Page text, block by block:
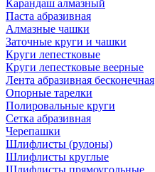
Карандаш алмазный
Паста абразивная
Алмазные чашки
Заточные круги и чашки
Круги лепестковые
Круги лепестковые веерные
Лента абразивная бесконечная
Опорные тарелки
Полировальные круги
Сетка абразивная
Черепашки
Шлифлисты (рулоны)
Шлифлисты круглые
Шлифлисты прямоугольные